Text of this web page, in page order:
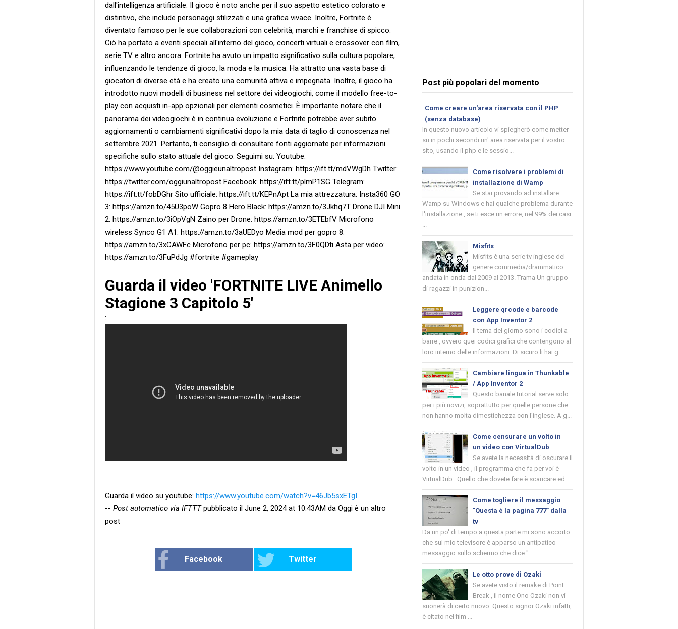
dall'intelligenza artificiale. Il gioco è noto anche per il suo aspetto estetico colorato e
distintivo, che include personaggi stilizzati e una grafica vivace. Inoltre, Fortnite è
diventato famoso per le sue collaborazioni con celebrità, marchi e franchise di spicco.
Ciò ha portato a eventi speciali all'interno del gioco, concerti virtuali e crossover con film,
serie TV e altro ancora. Fortnite ha avuto un impatto significativo sulla cultura popolare,
influenzando le tendenze di gioco, la moda e la musica. Ha attratto una vasta base di
giocatori di diverse età e ha creato una comunità attiva e impegnata. Inoltre, il gioco ha
introdotto nuovi modelli di business nel settore dei videogiochi, come il modello free-to-
play con acquisti in-app opzionali per elementi cosmetici. È importante notare che il
panorama dei videogiochi è in continua evoluzione e Fortnite potrebbe aver subito
aggiornamenti o cambiamenti significativi dopo la mia data di taglio di conoscenza nel
settembre 2021. Pertanto, ti consiglio di consultare fonti aggiornate per informazioni
specifiche sullo stato attuale del gioco. Seguimi su: Youtube:
https://www.youtube.com/@oggieunaltropost Instagram: https://ift.tt/mdVWgDh Twitter:
https://twitter.com/oggiunaltropost Facebook: https://ift.tt/plmP1SG Telegram:
https://ift.tt/fobDGhr Sito ufficiale: https://ift.tt/KEPnApt La mia attrezzatura: Insta360 GO
3: https://amzn.to/45U3poW Gopro 8 Hero Black: https://amzn.to/3Jkhq7T Drone DJI Mini
2: https://amzn.to/3iOpVgN Zaino per Drone: https://amzn.to/3ETEbfV Microfono
wireless Synco G1 A1: https://amzn.to/3aUEDyo Media mod per gopro 8:
https://amzn.to/3xCAWFc Microfono per pc: https://amzn.to/3F0QDti Asta per video:
https://amzn.to/3FuPdJg #fortnite #gameplay
Guarda il video 'FORTNITE LIVE Animello
Stagione 3 Capitolo 5'
:
Guarda il video su youtube: https://www.youtube.com/watch?v=46Jb5sxETgI
-- Post automatico via IFTTTpubblicato il June 2, 2024 at 10:43AM da Oggi è un altro
post
Facebook Twitter
Post più popolari del momento
Come creare un'area riservata con il PHP
(senza database)
In questo nuovo articolo vi spiegherò come metter
su in pochi secondi un' area riservata per il vostro
sito, usando il php e le sessio...
Come risolvere i problemi di
installazione di Wamp
Se stai provando ad installare
Wamp su Windows e hai qualche problema durante
l'installazione , se ti esce un errore, nel 99% dei casi
...
Misfits
Misfits è una serie tv inglese del
genere commedia/drammatico
andata in onda dal 2009 al 2013. Trama Un gruppo
di ragazzi in punizion...
Leggere qrcode e barcode
con App Inventor 2
Il tema del giorno sono i codici a
barre , ovvero quei codici grafici che contengono al
loro interno delle informazioni. Di sicuro li hai g...
Cambiare lingua in Thunkable
/ App Inventor 2
Questo banale tutorial serve solo
per i più novizi, soprattutto per quelle persone che
non hanno molta dimestichezza con l'inglese. A g...
Come censurare un volto in
un video con VirtualDub
Se avete la necessità di oscurare il
volto in un video , il programma che fa per voi è
VirtualDub . Quello che dovete fare è scaricare ed ...
Come togliere il messaggio
"Questa è la pagina 777" dalla
tv
Da un po' di tempo a questa parte mi sono accorto
che sul mio televisore è apparso un antipatico
messaggio sullo schermo che dice "...
Le otto prove di Ozaki
Se avete visto il remake di Point
Break , il nome Ono Ozaki non vi
suonerà di certo nuovo. Questo signor Ozaki infatti,
è citato nel film ...